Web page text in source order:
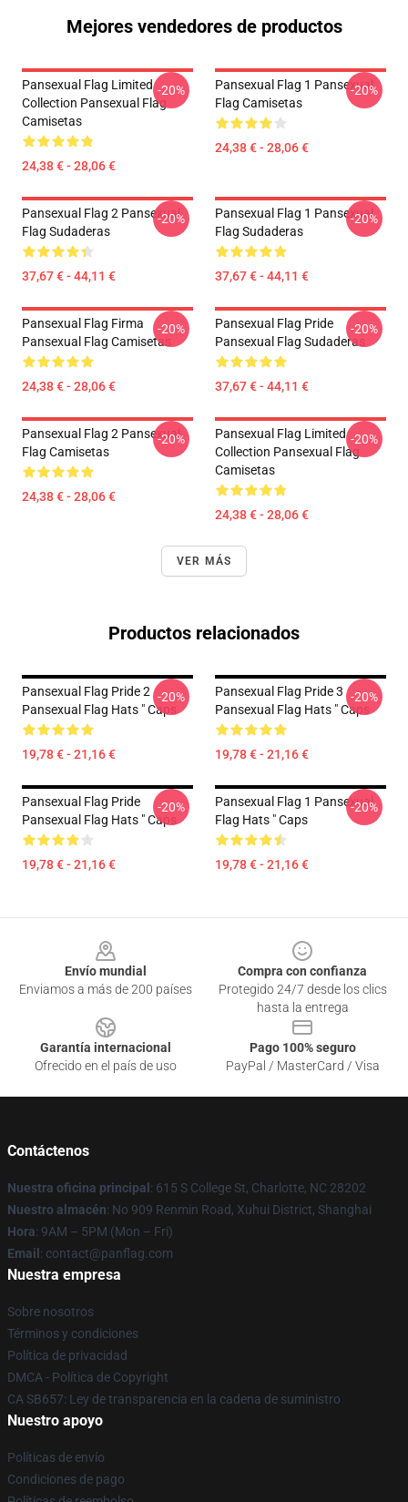
Mejores vendedores de productos
Pansexual Flag Limited
Collection Pansexual Flag
Camisetas
24,38 € - 28,06 €
-20%
Pansexual Flag 1 Pansexual
Flag Camisetas
24,38 € - 28,06 €
-20%
Pansexual Flag 2 Pansexual
Flag Sudaderas
37,67 € - 44,11 €
-20%
Pansexual Flag 1 Pansexual
Flag Sudaderas
37,67 € - 44,11 €
-20%
Pansexual Flag Firma
Pansexual Flag Camisetas
24,38 € - 28,06 €
-20%
Pansexual Flag Pride
Pansexual Flag Sudaderas
37,67 € - 44,11 €
-20%
Pansexual Flag 2 Pansexual
Flag Camisetas
24,38 € - 28,06 €
-20%
Pansexual Flag Limited
Collection Pansexual Flag
Camisetas
24,38 € - 28,06 €
-20%
VER MÁS
Productos relacionados
Pansexual Flag Pride 2
Pansexual Flag Hats " Caps
19,78 € - 21,16 €
-20%
Pansexual Flag Pride 3
Pansexual Flag Hats " Caps
19,78 € - 21,16 €
-20%
Pansexual Flag Pride
Pansexual Flag Hats " Caps
19,78 € - 21,16 €
-20%
Pansexual Flag 1 Pansexual
Flag Hats " Caps
19,78 € - 21,16 €
-20%
Envío mundial
Enviamos a más de 200 países
Compra con confianza
Protegido 24/7 desde los clics
hasta la entrega
Garantía internacional
Ofrecido en el país de uso
Pago 100% seguro
PayPal / MasterCard / Visa
Contáctenos
Nuestra oficina principal : 615 S College St, Charlotte, NC 28202
Nuestro almacén: No 909 Renmin Road, Xuhui District, Shanghai
Hora: 9AM – 5PM (Mon – Fri)
Email : contact@panflag.com
Nuestra empresa
Sobre nosotros
Términos y condiciones
Política de privacidad
DMCA - Política de Copyright
CA SB657: Ley de transparencia en la cadena de suministro
Nuestro apoyo
Políticas de envío
Condiciones de pago